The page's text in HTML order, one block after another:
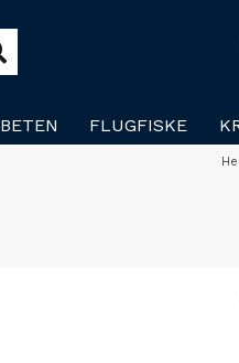
BETEN FLUGFISKE